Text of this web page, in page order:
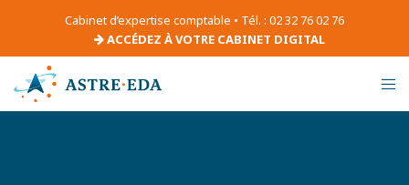
Cabinet d’expertise comptable • Tél. : 02 32 76 02 76
ACCÉDEZ À VOTRE CABINET DIGITAL